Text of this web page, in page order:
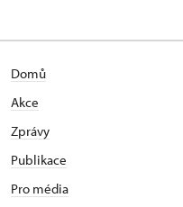
Domů
Akce
Zprávy
Publikace
Pro média